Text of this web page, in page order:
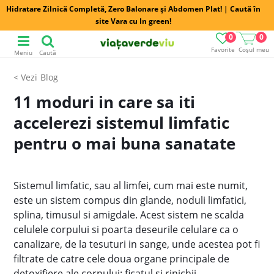
Hidratare Zilnică Completă, Zero Balonare și Abdomen Plat! | Caută în
site Vara cu In green!
Favorite
0
Coșul meu
0
Meniu Caută
Blog
11 moduri in care sa iti
accelerezi sistemul limfatic
pentru o mai buna sanatate
Sistemul limfatic, sau al limfei, cum mai este numit,
este un sistem compus din glande, noduli limfatici,
splina, timusul si amigdale. Acest sistem ne scalda
celulele corpului si poarta deseurile celulare ca o
canalizare, de la tesuturi in sange, unde acestea pot fi
filtrate de catre cele doua organe principale de